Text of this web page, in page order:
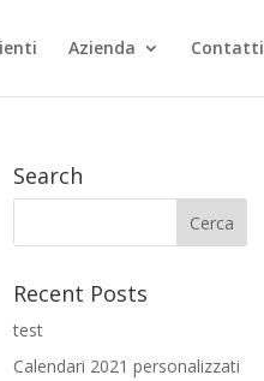
Azienda Contatti
Search
Recent Posts
test
Calendari 2021 personalizzati